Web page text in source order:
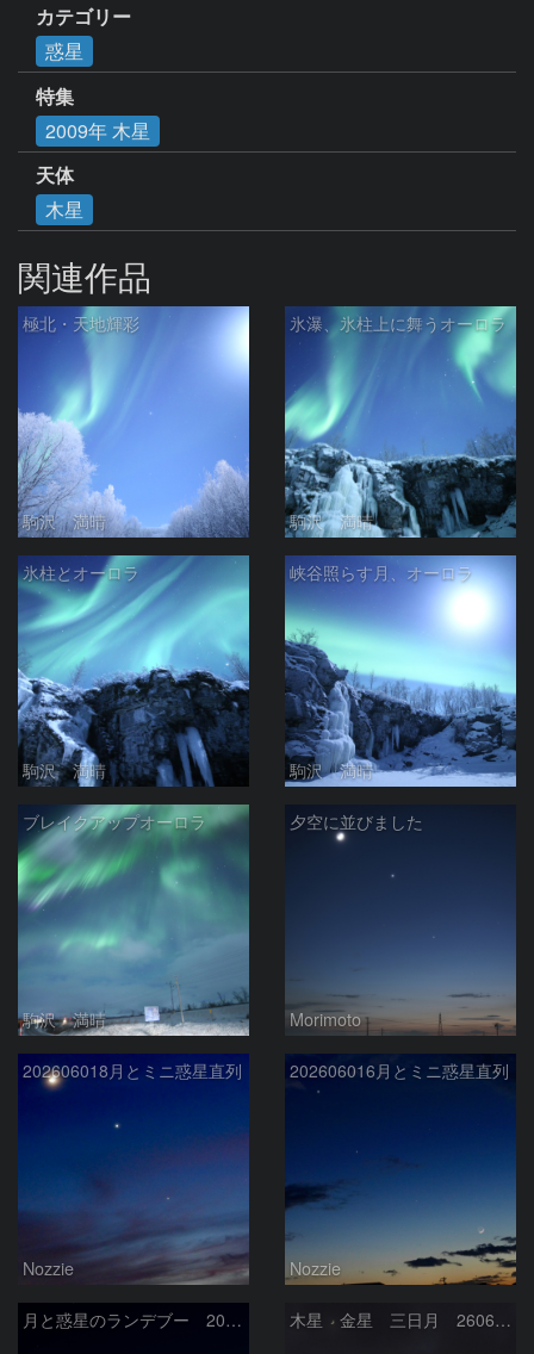
カテゴリー
惑星
特集
2009年 木星
天体
木星
関連作品
極北・天地輝彩
駒沢 満晴
氷瀑、氷柱上に舞うオーロラ
駒沢 満晴
氷柱とオーロラ
駒沢 満晴
峡谷照らす月、オーロラ
駒沢 満晴
ブレイクアップオーロラ
駒沢 満晴
夕空に並びました
Morimoto
202606018月とミニ惑星直列
Nozzie
202606016月とミニ惑星直列
Nozzie
月と惑星のランデブー 2026/06/19 木星 金星 三日月 260618